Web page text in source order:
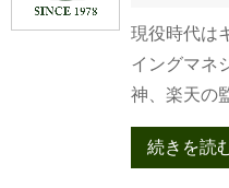
現役時代は
イングマネ
神、楽天の
続きを読